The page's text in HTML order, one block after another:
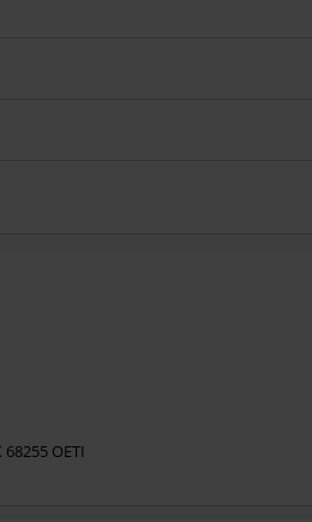
de korting automatisch verrekend in
andere kortingscodes. Boeken, media,
en artikelen met een inbegrepen
68255 OETI